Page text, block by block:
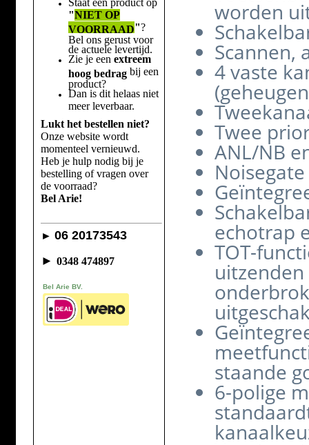
Staat een product op
"NIET OP
VOORRAAD"?
Bel ons gerust voor
de actuele levertijd.
Zie je een extreem
hoog bedragbij een
product?
Dan is dit helaas niet
meer leverbaar.
Lukt het bestellen niet?
Onze website wordt
momenteel vernieuwd.
Heb je hulp nodig bij je
bestelling of vragen over
de voorraad?
Bel Arie!
► 06 20173543
► 0348 474897
Bel Arie BV.
worden
Scannen,
4 vaste
Twee
ANL/NB
echotrap
TOT-
staande
6-polige